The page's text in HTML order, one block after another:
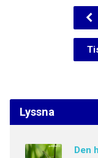
Lyssna
Den